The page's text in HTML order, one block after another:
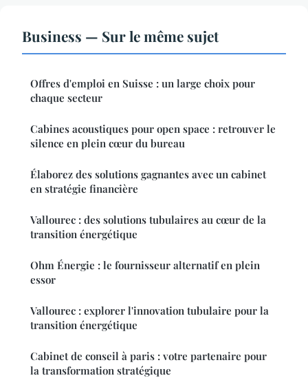
Business — Sur le même sujet
Offres d'emploi en Suisse : un large choix pour
chaque secteur
Cabines acoustiques pour open space : retrouver le
silence en plein cœur du bureau
Élaborez des solutions gagnantes avec un cabinet
en stratégie financière
Vallourec : des solutions tubulaires au cœur de la
transition énergétique
Ohm Énergie : le fournisseur alternatif en plein
essor
Vallourec : explorer l'innovation tubulaire pour la
transition énergétique
Cabinet de conseil à paris : votre partenaire pour
la transformation stratégique